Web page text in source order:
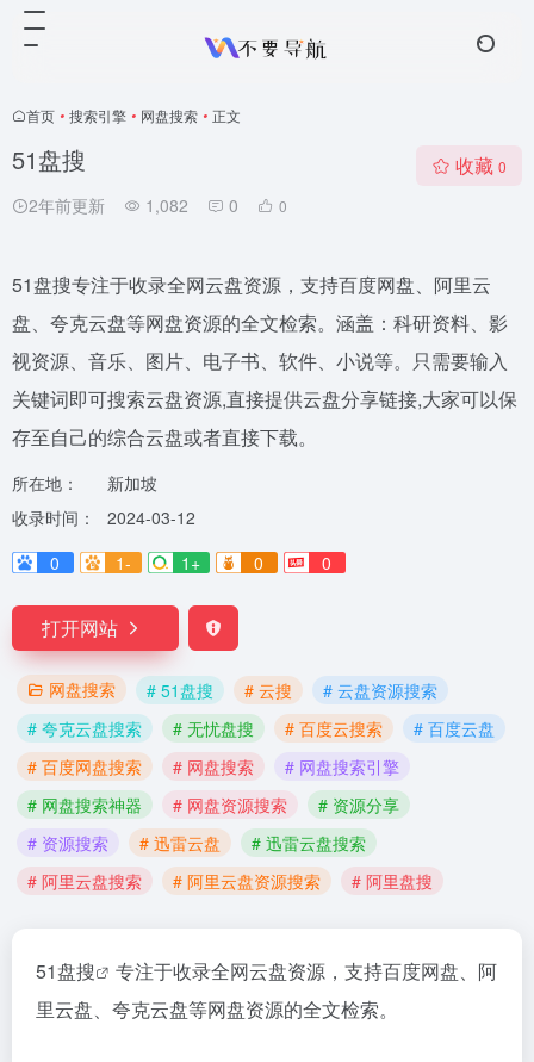
首页 • 搜索引擎 • 网盘搜索 • 正文
51盘搜
2年前更新 1,082 0 0
收藏 0
51盘搜专注于收录全网云盘资源，支持百度网盘、阿里云
盘、夸克云盘等网盘资源的全文检索。涵盖：科研资料、影
视资源、音乐、图片、电子书、软件、小说等。只需要输入
关键词即可搜索云盘资源,直接提供云盘分享链接,大家可以保
存至自己的综合云盘或者直接下载。
所在地：
新加坡
收录时间：
2024-03-12
0
1- 1+ 0 0
打开网站
网盘搜索 # 51盘搜 # 云搜
# 云盘资源搜索
# 夸克云盘搜索
# 无忧盘搜 # 百度云搜索
# 百度云盘
# 百度网盘搜索
# 网盘搜索
# 网盘搜索引擎
# 网盘搜索神器
# 网盘资源搜索
# 资源分享
# 资源搜索
# 迅雷云盘
# 迅雷云盘搜索
# 阿里云盘搜索
# 阿里云盘资源搜索 # 阿里盘搜
51盘搜
专注于收录全网云盘资源，支持百度网盘、阿
里云盘、夸克云盘等网盘资源的全文检索。